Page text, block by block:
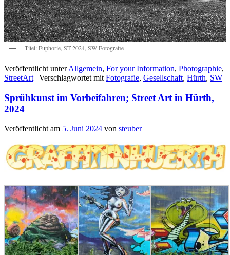
Titel: Euphorie, ST 2024, SW-Fotografie
Veröffentlicht unter Allgemein, For your Information, Photographie,
StreetArt | Verschlagwortet mit Fotografie, Gesellschaft, Hürth, SW
Sprühkunst im Vorbeifahren; Street Art in Hürth,
2024
Veröffentlicht am 5. Juni 2024 von steuber